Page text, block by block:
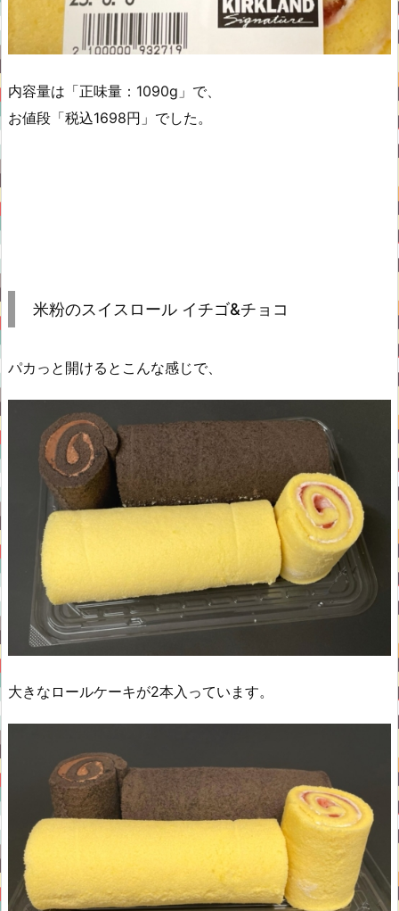
内容量は「正味量：1090g」で、
お値段「税込1698円」でした。
米粉のスイスロール イチゴ&チョコ
パカっと開けるとこんな感じで、
大きなロールケーキが2本入っています。